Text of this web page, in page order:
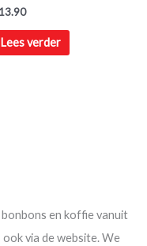
Lees verder
en koffie vanuit
via de website. We